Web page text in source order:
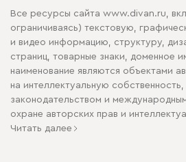
Все ресурсы сайта www.divan.ru,
ограничиваясь) текстовую,
и видео информацию, структуру,
страниц, товарные знаки, доменное
наименование являются объектами
на интеллектуальную
законодательством и
охране авторских прав и
Читать далее